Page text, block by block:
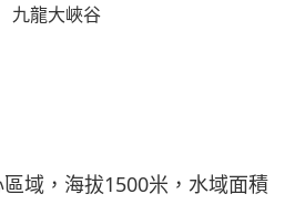
九龍大峽谷
域，海拔1500米，水域面積